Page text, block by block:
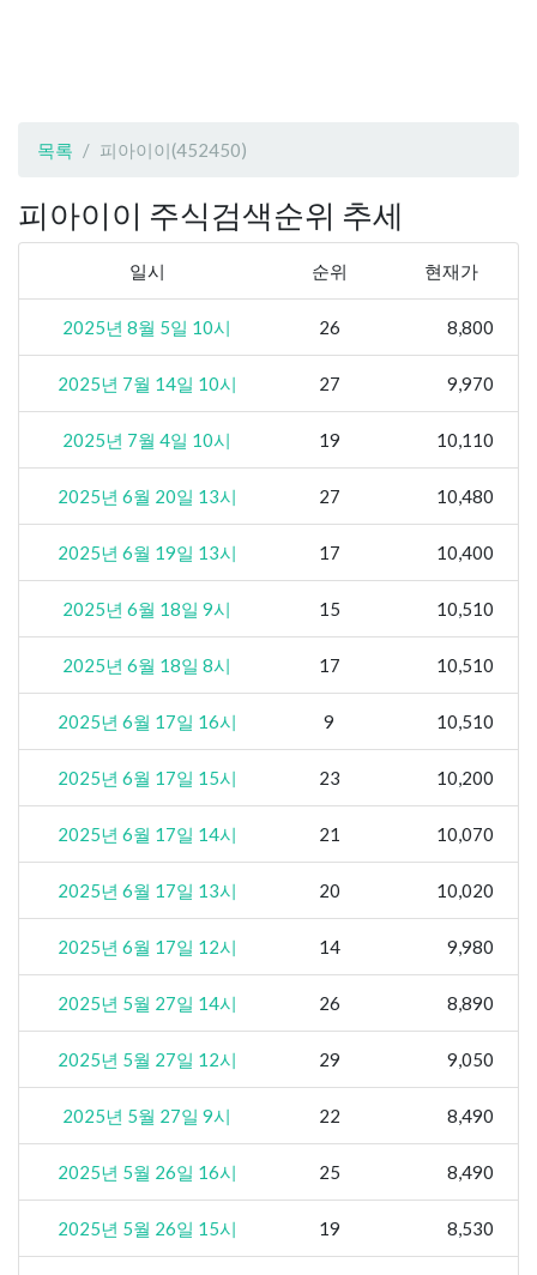
목록 피아이이(452450)
피아이이 주식검색순위 추세
일시 순위 현재가
2025년 8월 5일 10시 26 8,800
2025년 7월 14일 10시 27 9,970
2025년 7월 4일 10시 19 10,110
2025년 6월 20일 13시 27 10,480
2025년 6월 19일 13시 17 10,400
2025년 6월 18일 9시 15 10,510
2025년 6월 18일 8시 17 10,510
2025년 6월 17일 16시 9 10,510
2025년 6월 17일 15시 23 10,200
2025년 6월 17일 14시 21 10,070
2025년 6월 17일 13시 20 10,020
2025년 6월 17일 12시 14 9,980
2025년 5월 27일 14시 26 8,890
2025년 5월 27일 12시 29 9,050
2025년 5월 27일 9시 22 8,490
2025년 5월 26일 16시 25 8,490
2025년 5월 26일 15시 19 8,530